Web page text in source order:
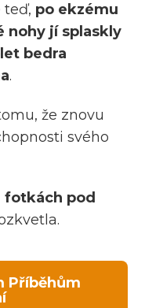
teď, po ekzému
nohy jí splaskly
bedra
.
že znovu
svého
fotkách pod
Příběhům